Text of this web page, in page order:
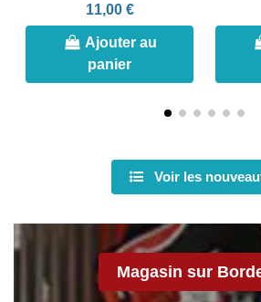
11,00 €
Ajouter au
panier
Voir les
Magasin sur